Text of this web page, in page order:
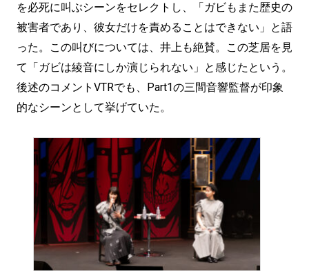
を必死に叫ぶシーンをセレクトし、「ガビもまた歴史の
被害者であり、彼女だけを責めることはできない」と語
った。この叫びについては、井上も絶賛。この芝居を見
て「ガビは綾音にしか演じられない」と感じたという。
後述のコメントVTRでも、Part1の三間音響監督が印象
的なシーンとして挙げていた。